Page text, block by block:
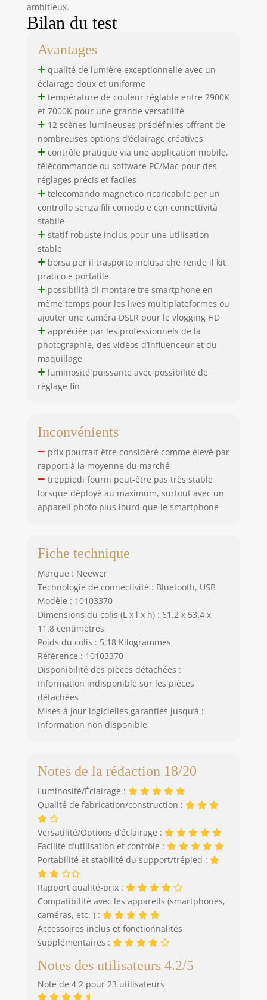
vue souhaités Mini
trépied de bureau
entièrement en
métal : cette lampe
LED pour appareil
photo se marie
parfaitement avec
le mini trépied
inclus, s'étendant
une hauteur de
prise de vue
robuste et
rouille, le trépied
entièrement en
métal garantit une
performance fiable
sous un usage
quotidien
ambitieux.
Bilan du test
Avantages
qualité de lumière exceptionnelle avec un
éclairage doux et uniforme
température de couleur réglable entre 2900K
et 7000K pour une grande versatilité
12 scènes lumineuses prédéfinies offrant de
nombreuses options d’éclairage créatives
contrôle pratique via une application mobile,
télécommande ou software PC/Mac pour des
réglages précis et faciles
telecomando magnetico ricaricabile per un
controllo senza fili comodo e con connettività
stabile
statif robuste inclus pour une utilisation
stable
borsa per il trasporto inclusa che rende il kit
pratico e portatile
possibilità di montare tre smartphone en
même temps pour les lives multiplateformes ou
ajouter une caméra DSLR pour le vlogging HD
appréciée par les professionnels de la
photographie, des vidéos d’influenceur et du
maquillage
luminosité puissante avec possibilité de
réglage fin
Inconvénients
prix pourrait être considéré comme élevé par
rapport à la moyenne du marché
treppiedi fourni peut-être pas très stable
lorsque déployé au maximum, surtout avec un
appareil photo plus lourd que le smartphone
Fiche technique
Marque : Neewer
Technologie de connectivité : Bluetooth, USB
Modèle : 10103370
Dimensions du colis (L x l x h) : 61.2 x 53.4 x
11.8 centimètres
Poids du colis : 5,18 Kilogrammes
Référence : 10103370
Disponibilité des pièces détachées :
Information indisponible sur les pièces
détachées
Mises à jour logicielles garanties jusqu’à :
Information non disponible
Notes de la rédaction 18/20
Luminosité/Éclairage :
Qualité de fabrication/construction :
Versatilité/Options d’éclairage :
Facilité d’utilisation et contrôle :
Portabilité et stabilité du support/trépied :
Rapport qualité-prix :
Compatibilité avec les appareils (smartphones,
caméras, etc. ) :
Accessoires inclus et fonctionnalités
supplémentaires :
Notes des utilisateurs 4.2/5
Note de 4.2 pour 23 utilisateurs